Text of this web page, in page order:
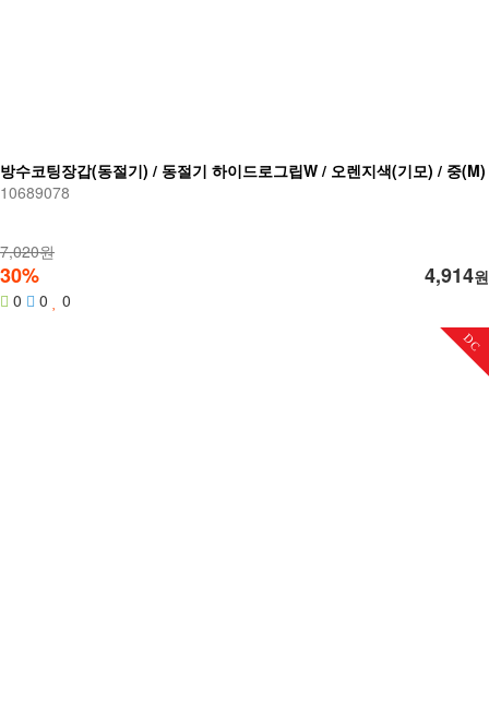
방수코팅장갑(동절기) / 동절기 하이드로그립W / 오렌지색(기모) / 중(M)
10689078
7,020원
30% 4,914원
0
0 0
DC